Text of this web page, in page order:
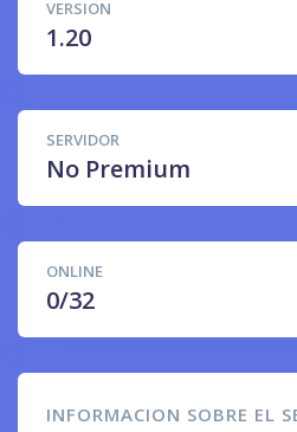
VERSION
1.20
SERVIDOR
No Premium
ONLINE
0/32
INFORMACION SOBRE EL